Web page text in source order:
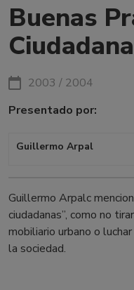
Buenas
2003 / 2004
Presentado por:
Guillermo Arpal
Guillermo Arpalc
ciudadanas”, como no
mobiliario urbano o
la sociedad.